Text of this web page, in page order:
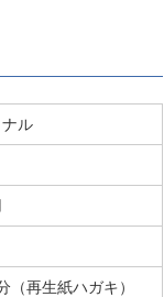
ル
（再生紙ハガキ）